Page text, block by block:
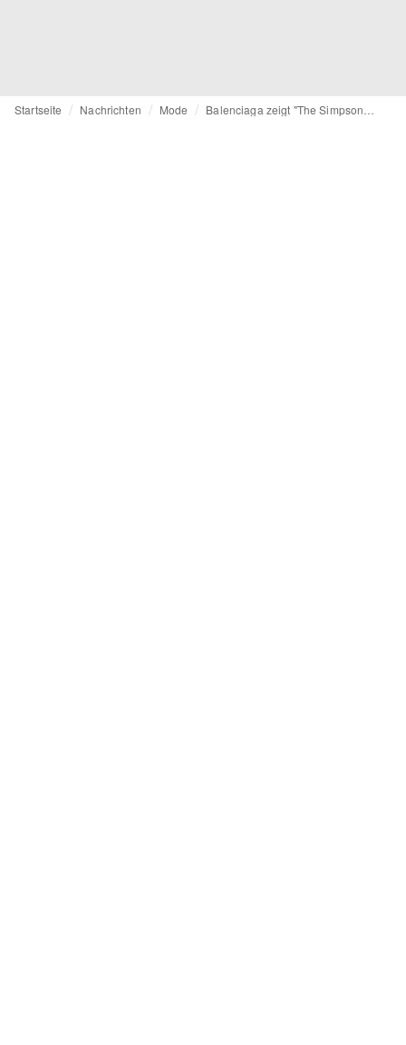
Startseite Nachrichten Mode